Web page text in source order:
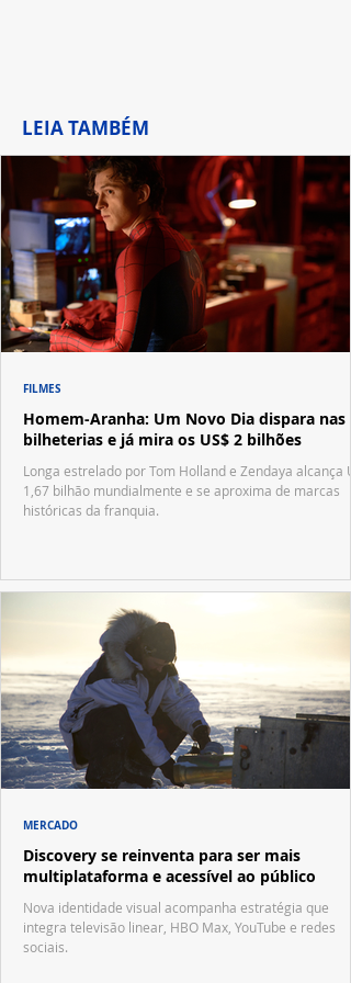
LEIA TAMBÉM
Homem-Aranha: Um Novo Dia dispara nas
bilheterias e já mira os US$ 2 bilhões
Longa estrelado por Tom Holland e Zendaya alcança
1,67 bilhão mundialmente e se aproxima de marcas
históricas da franquia.
FILMES
Discovery se reinventa para ser mais
multiplataforma e acessível ao público
Nova identidade visual acompanha estratégia que
integra televisão linear, HBO Max, YouTube e redes
sociais.
MERCADO